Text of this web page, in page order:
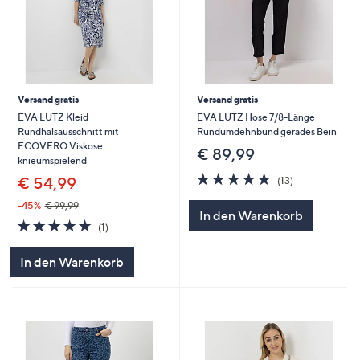
Versand gratis
EVA LUTZ Kleid
Rundhalsausschnitt mit
ECOVERO Viskose
knieumspielend
€ 54,99
-45% € 99,99
5.0
von
5
(1)
In den Warenkorb
Versand gratis
EVA LUTZ Hose 7/8-Länge
Rundumdehnbund gerades Bein
€ 89,99
5.0
von
(13)13
In den Warenkorb